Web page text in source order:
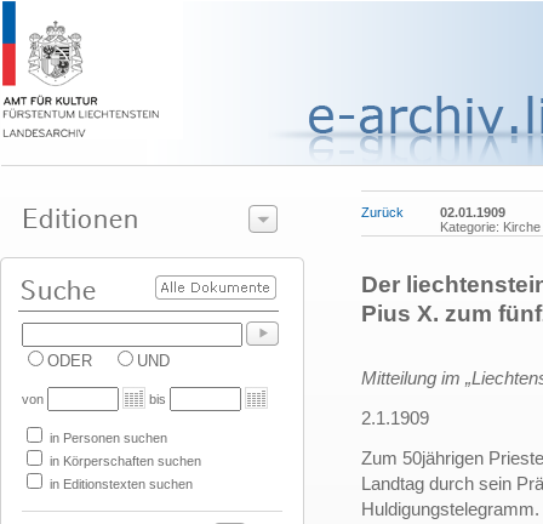
ODER UND
von bis
in Personen suchen
in Körperschaften suchen
in Editionstexten suchen
Zurück
02.01.1909
Kategorie:
Der
Pius X. zum
Mitteilung im
2.1.1909
Zum 50jährigen
Landtag durch sein